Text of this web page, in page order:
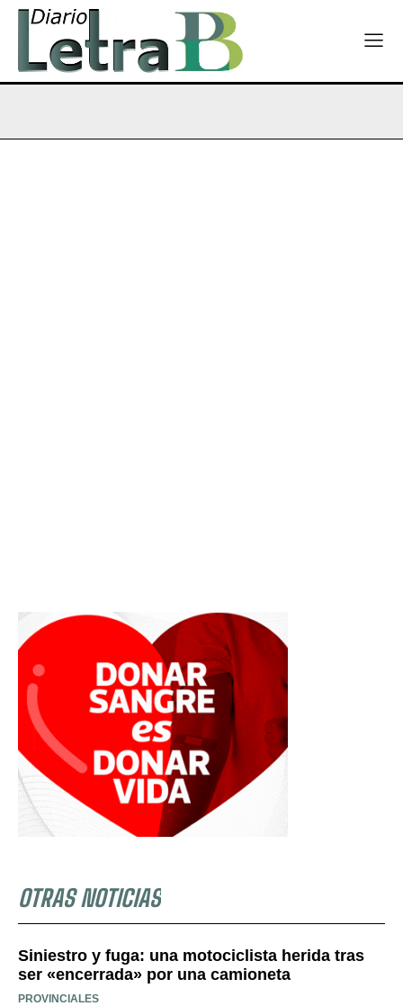
OTRAS NOTICIAS
Siniestro y fuga: una motociclista herida tras
ser «encerrada» por una camioneta
PROVINCIALES